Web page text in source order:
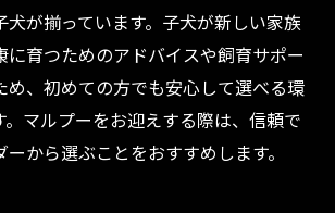
犬が揃っています。子犬が新しい家族
に育つためのアドバイスや飼育サポー
め、初めての方でも安心して選べる環
マルプーをお迎えする際は、信頼で
から選ぶことをおすすめします。